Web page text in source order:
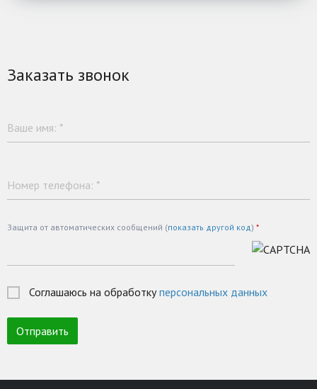
Заказать звонок
Ваше имя: *
Номер телефона: *
Защита от автоматических сообщений (показать другой код) *
Соглашаюсь на обработкуперсональных данных